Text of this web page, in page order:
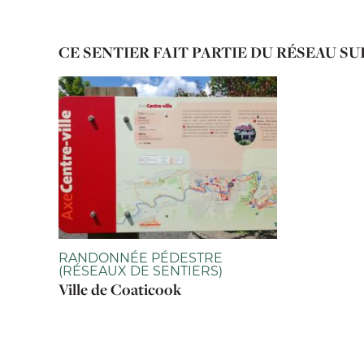
CE SENTIER FAIT PARTIE DU RÉSEAU
RANDONNÉE PÉDESTRE
(RÉSEAUX DE SENTIERS)
Ville de Coaticook